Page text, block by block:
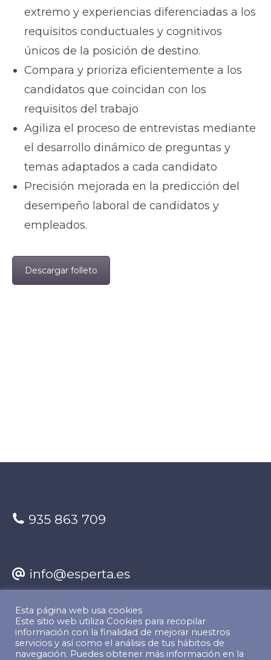
extremo y experiencias diferenciadas a los
requisitos conductuales y cognitivos
únicos de la posición de destino.
Compara y prioriza eficientemente a los
candidatos que coincidan con los
requisitos del trabajo
Agiliza el proceso de entrevistas mediante
el desarrollo dinámico de preguntas y
temas adaptados a cada candidato
Precisión mejorada en la predicción del
desempeño laboral de candidatos y
empleados.
Descargar folleto
935 863 709
info@esperta.es
Encuéntranos en:
Facebook
X YouTubeLinkedin
Esta página web usa cookies
Este sitio web utiliza Cookies para recopilar
información con la finalidad de mejorar nuestros
servicios y así como el análisis de tus hábitos de
navegación. Puedes obtener más información en la